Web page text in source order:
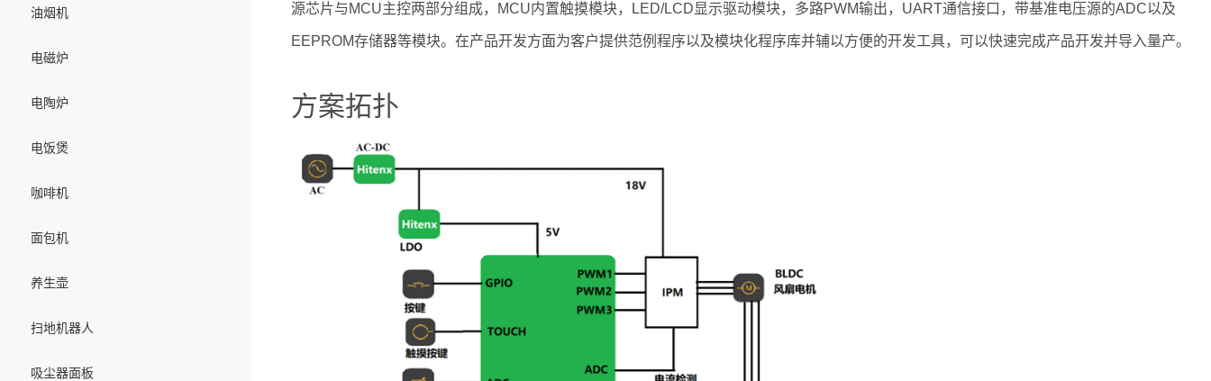
油烟机
电磁炉
电陶炉
电饭煲
咖啡机
面包机
养生壶
扫地机器人
吸尘器面板
源芯片与MCU主控两部分组成，MCU内置触摸模块，LED/LCD显示驱动模块，多路PWM输出，UART通信接口，带基准电压源的ADC以及
EEPROM存储器等模块。在产品开发方面为客户提供范例程序以及模块化程序库并辅以方便的开发工具，可以快速完成产品开发并导入量产。
方案拓扑